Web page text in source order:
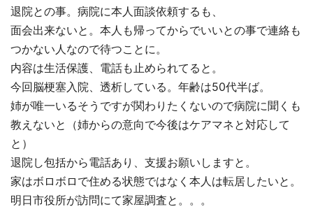
退院との事。病院に本人面談依頼するも、
面会出来ないと。本人も帰ってからでいいとの事で連絡も
つかない人なので待つことに。
内容は生活保護、電話も止められてると。
今回脳梗塞入院、透析している。年齢は50代半ば。
姉が唯一いるそうですが関わりたくないので病院に聞くも
教えないと（姉からの意向で今後はケアマネと対応して
と）
退院し包括から電話あり、支援お願いしますと。
家はボロボロで住める状態ではなく本人は転居したいと。
明日市役所が訪問にて家屋調査と。。。